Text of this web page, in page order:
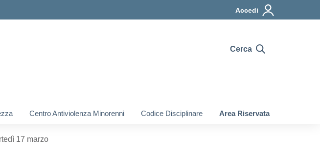
Accedi
Cerca
Centro Antiviolenza Minorenni Codice Disciplinare Area Riservata
17 marzo